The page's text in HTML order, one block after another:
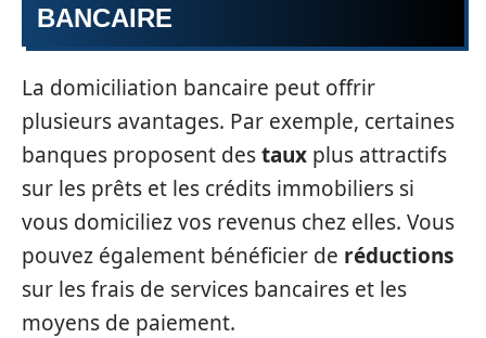
BANCAIRE
La domiciliation bancaire peut offrir
plusieurs avantages. Par exemple, certaines
banques proposent destaux plus attractifs
sur les prêts et les crédits immobiliers si
vous domiciliez vos revenus chez elles. Vous
pouvez également bénéficier de réductions
sur les frais de services bancaires et les
moyens de paiement.